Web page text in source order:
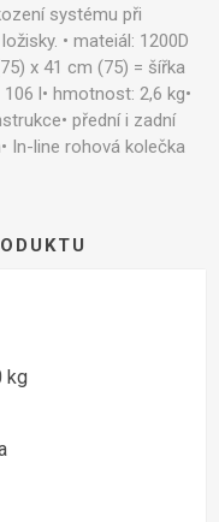
systému při
• mateiál: 1200D
x 41 cm (75) = šířka
l• hmotnost: 2,6 kg•
přední i zadní
In-line rohová kolečka
kg